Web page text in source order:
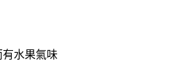
水果氣味